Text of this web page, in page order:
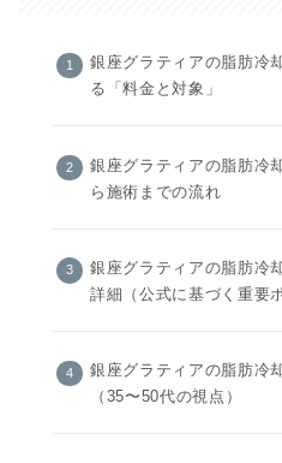
銀座グラティアの脂肪冷
る「料金と対象」
銀座グラティアの脂肪冷
ら施術までの流れ
銀座グラティアの脂肪冷
詳細（公式に基づく重要
銀座グラティアの脂肪冷
（35〜50代の視点）